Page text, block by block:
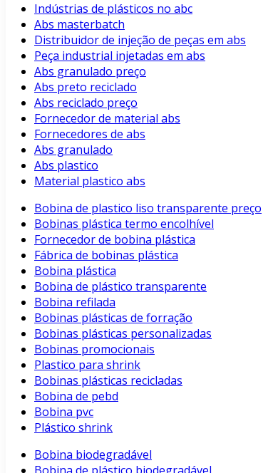
Indústrias de plásticos no abc
Abs masterbatch
Distribuidor de injeção de peças em abs
Peça industrial injetadas em abs
Abs granulado preço
Abs preto reciclado
Abs reciclado preço
Fornecedor de material abs
Fornecedores de abs
Abs granulado
Abs plastico
Material plastico abs
Bobina de plastico liso transparente preço
Bobinas plástica termo encolhível
Fornecedor de bobina plástica
Fábrica de bobinas plástica
Bobina plástica
Bobina de plástico transparente
Bobina refilada
Bobinas plásticas de forração
Bobinas plásticas personalizadas
Bobinas promocionais
Plastico para shrink
Bobinas plásticas recicladas
Bobina de pebd
Bobina pvc
Plástico shrink
Bobina biodegradável